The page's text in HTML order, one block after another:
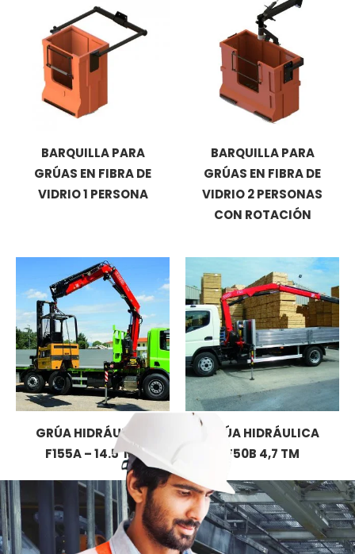
BARQUILLA PARA
GRÚAS EN FIBRA DE
VIDRIO 1 PERSONA
BARQUILLA PARA
GRÚAS EN FIBRA DE
VIDRIO 2 PERSONAS
CON ROTACIÓN
GRÚA HIDRÁULICA
F155A – 14.5 TM
GRÚA HIDRÁULICA
F50B 4,7 TM